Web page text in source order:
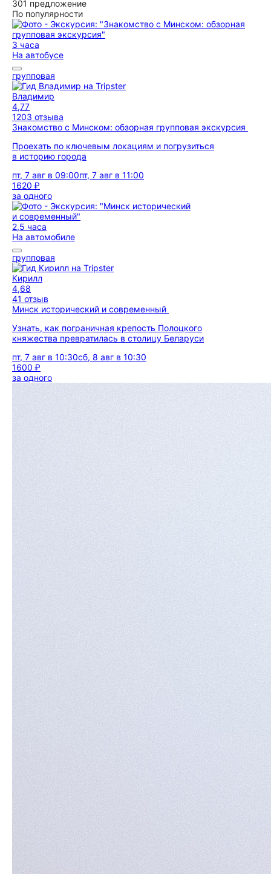
301 предложение
По популярности
3 часа
На автобусе
групповая
Владимир
4,77
1203 отзыва
Знакомство с Минском: обзорная групповая экскурсия
Проехать по ключевым локациям и погрузиться
в историю города
пт, 7 авг в 09:00пт, 7 авг в 11:00
1620 ₽
за одного
2,5 часа
На автомобиле
групповая
Кирилл
4,68
41 отзыв
Минск исторический и современный
Узнать, как пограничная крепость Полоцкого
княжества превратилась в столицу Беларуси
пт, 7 авг в 10:30сб, 8 авг в 10:30
1600 ₽
за одного